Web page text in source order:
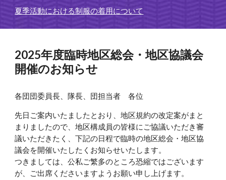
夏季活動における制服の着用について
2025年度臨時地区総会・地区協議会
開催のお知らせ
各団団委員長、隊長、団担当者 各位
先日ご案内いたましたとおり、地区規約の改定案がまと
まりましたので、地区構成員の皆様にご協議いただき審
議いただきたく、下記の日程で臨時の地区総会・地区協
議会を開催いたしたくお知らせいたします。
つきましては、公私ご繁多のところ恐縮ではございます
が、ご出席くださいますようお願い申し上げます。